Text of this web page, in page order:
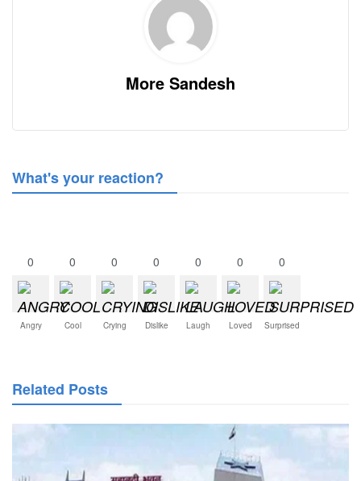
More Sandesh
What's your reaction?
0
Angry
0
Cool
0
Crying
0
Dislike
0
Laugh
0
Loved
0
Surprised
Related Posts